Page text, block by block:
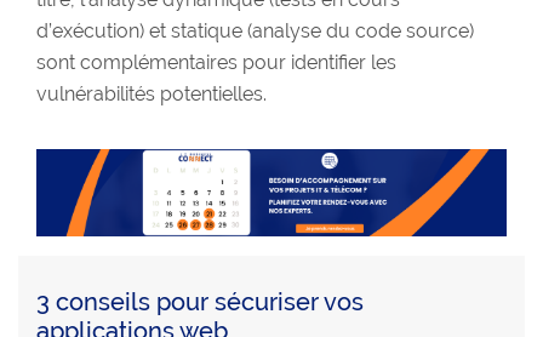
d’exécution) et statique (analyse du code source)
sont complémentaires pour identifier les
vulnérabilités potentielles.
3 conseils pour sécuriser vos